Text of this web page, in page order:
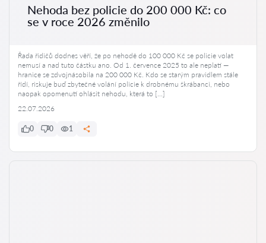
Nehoda bez policie do 200 000 Kč: co
se v roce 2026 změnilo
Řada řidičů dodnes věří, že po nehodě do 100 000 Kč se policie volat
nemusí a nad tuto částku ano. Od 1. července 2025 to ale neplatí —
hranice se zdvojnásobila na 200 000 Kč. Kdo se starým pravidlem stále
řídí, riskuje buď zbytečné volání policie k drobnému škrábanci, nebo
naopak opomenutí ohlásit nehodu, která to […]
22.07.2026
0 0 1